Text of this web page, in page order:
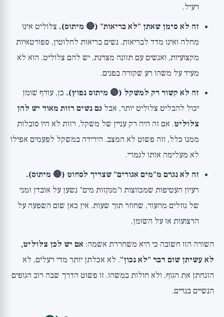
רעיל.
זה לא סימן שאתן "לא בריאות" (🔴 מיתוס). צלוליט אינו
מחלה ואינו מדד לבריאות. נשים בריאות לחלוטין, ספורטאיות
מקצועיות, ואנשים עם תזונה מצוינת, יש להם צלוליט. הוא לא
מעיד על משהו רע שקורה בפנים.
זה לא קשור רק למשקל (🔴 מיתוס נפוץ). כן, עודף שומן
יכול להבליט צלוליט יותר, אבל גם נשים רזות מאוד יש להן
צלוליט. אם זה היה רק עניין של משקל, רזות לא היו סובלות
ממנו כלל, וזה פשוט לא המצב. הירידה במשקל לפעמים אפילו
לא מעלימה אותו לגמרי.
זה לא נגרם מ"מים אגורים" שצריך לסחוט (🔴 מיתוס).
רעיון העטיפות שמכווצות ו"מנקזות מים" נשען על אובדן זמני
של נוזלים מהעור, שחוזר תוך שעות. אין כאן שום השפעה על
הרצועות או על השומן.
השורה הזו חשובה כי היא משחררת אשמה: אם יש לכן צלוליט,
לא עשיתן שום דבר "לא נכון". לא אכלתן יותר מדי רעלים, לא
הזנחתן את הגוף, ולא חולות במשהו. זו פשוט הדרך שבה רוב הגופים
הנשיים בנויים.